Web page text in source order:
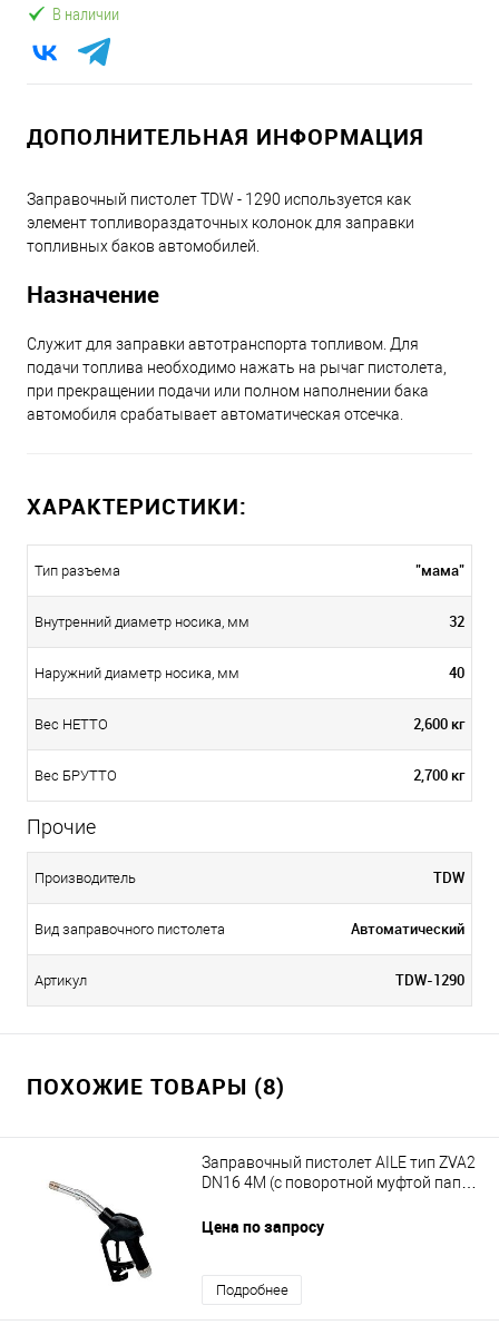
В наличии
ДОПОЛНИТЕЛЬНАЯ ИНФОРМАЦИЯ
Заправочный пистолет TDW - 1290 используется как
элемент топливораздаточных колонок для заправки
топливных баков автомобилей.
Назначение
Служит для заправки автотранспорта топливом. Для
подачи топлива необходимо нажать на рычаг пистолета,
при прекращении подачи или полном наполнении бака
автомобиля срабатывает автоматическая отсечка.
ХАРАКТЕРИСТИКИ:
Тип разъема "мама"
Внутренний диаметр носика, мм 32
Наружний диаметр носика, мм 40
Вес НЕТТО 2,600 кг
Вес БРУТТО 2,700 кг
Прочие
Производитель TDW
Вид заправочного пистолета Автоматический
Артикул TDW-1290
ПОХОЖИЕ ТОВАРЫ (8)
Заправочный пистолет AILE тип ZVA2
DN16 4M (c поворотной муфтой папа-
Цена по запросу
Подробнее